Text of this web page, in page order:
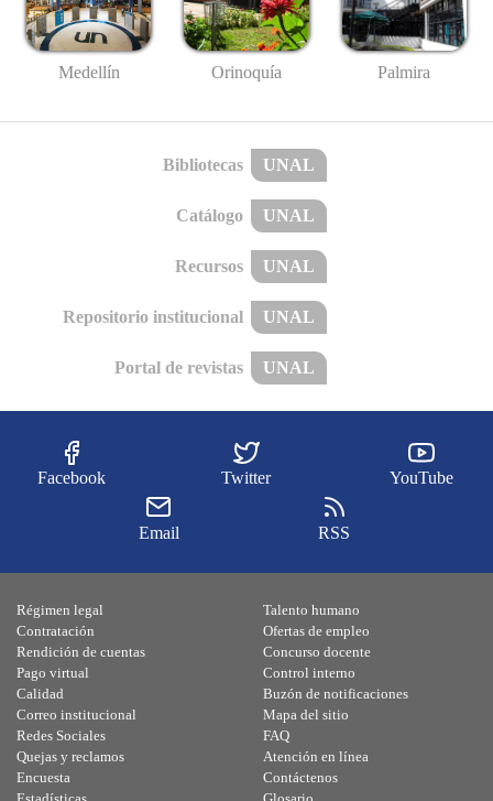
Medellín Orinoquía Palmira
Bibliotecas UNAL
Catálogo UNAL
Recursos UNAL
Repositorio institucional UNAL
Portal de revistas UNAL
Facebook Twitter YouTube
Email RSS
Régimen legal
Contratación
Rendición de cuentas
Pago virtual
Calidad
Talento humano
Ofertas de empleo
Concurso docente
Control interno
Buzón de notificaciones
Correo institucional
Redes Sociales
Quejas y reclamos
Encuesta
Mapa del sitio
FAQ
Atención en línea
Contáctenos